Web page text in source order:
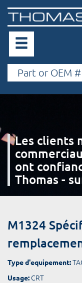
Les clients
ont
Thomas -
M1324
Type d'equipement:
Usage: CRT